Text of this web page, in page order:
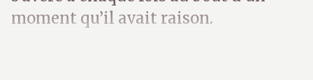
moment qu’il avait raison.